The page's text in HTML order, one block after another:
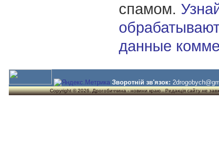
спамом.
данные
Зворотній зв'язок:
Copyright © 2026. Дрогобиччина - новини краю . Редакція сайту не